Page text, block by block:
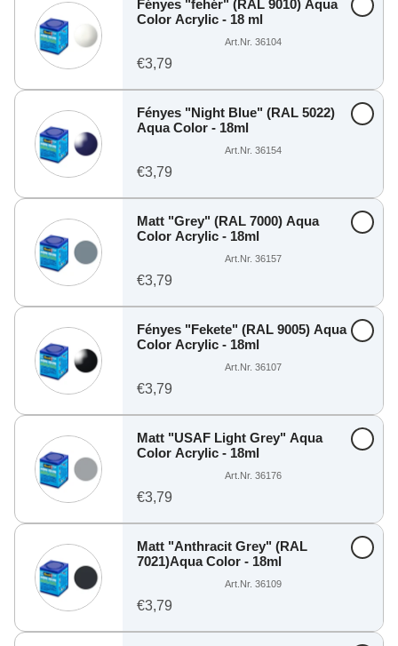
Fényes "fehér" (RAL 9010) Aqua
Color Acrylic - 18 ml
Art.Nr. 36104
€3,79
Fényes "Night Blue" (RAL 5022)
Aqua Color - 18ml
Art.Nr. 36154
€3,79
Matt "Grey" (RAL 7000) Aqua
Color Acrylic - 18ml
Art.Nr. 36157
€3,79
Fényes "Fekete" (RAL 9005) Aqua
Color Acrylic - 18ml
Art.Nr. 36107
€3,79
Matt "USAF Light Grey" Aqua
Color Acrylic - 18ml
Art.Nr. 36176
€3,79
Matt "Anthracit Grey" (RAL
7021)Aqua Color - 18ml
Art.Nr. 36109
€3,79